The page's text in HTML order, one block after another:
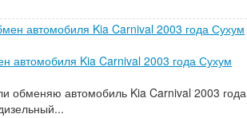
автомобиля Kia Carnival 2003 года Сухум
обменяю автомобиль Kia Carnival 2003